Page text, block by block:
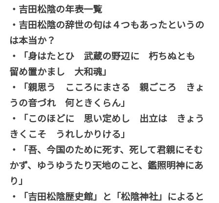
・吉田松陰の年表一覧
・吉田松陰の辞世の句は４つもあったというの
は本当か？
・「身はたとひ 武蔵の野辺に 朽ちぬとも
留め置かまし 大和魂」
・「親思う こころにまさる 親ごころ きょ
うの音づれ 何ときくらん」
・「このほどに 思い定めし 出立は きょう
きくこそ うれしかりける」
・「吾、今国のために死す、死して君親にそむ
かず、ゆうゆうたり天地のこと、鑑照明神にあ
り」
・「吉田松陰歴史館」と「松陰神社」によると